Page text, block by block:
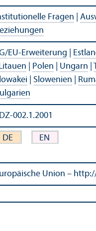
Fragen
EU-Erweiterung
Polen Ungarn
Slowenien
002.1.2001
DE EN
Union –